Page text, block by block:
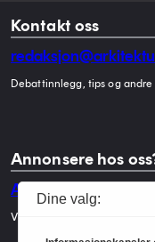
Kontakt oss
Debattinnlegg, tips og andre
Annonsere hos
Annonser
Vil du annonsere i Arkitektur?
Dine valg: